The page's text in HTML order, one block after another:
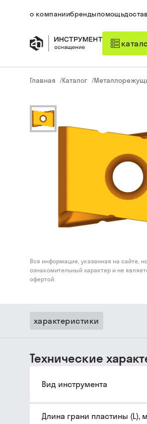
о компаниибрендыпомощь
Главная /Каталог /
Вся информация, указанная на сайте,
ознакомительный характер и не
офертой.
характеристики
Технические
Вид инструмента
Длина грани пластины (L),